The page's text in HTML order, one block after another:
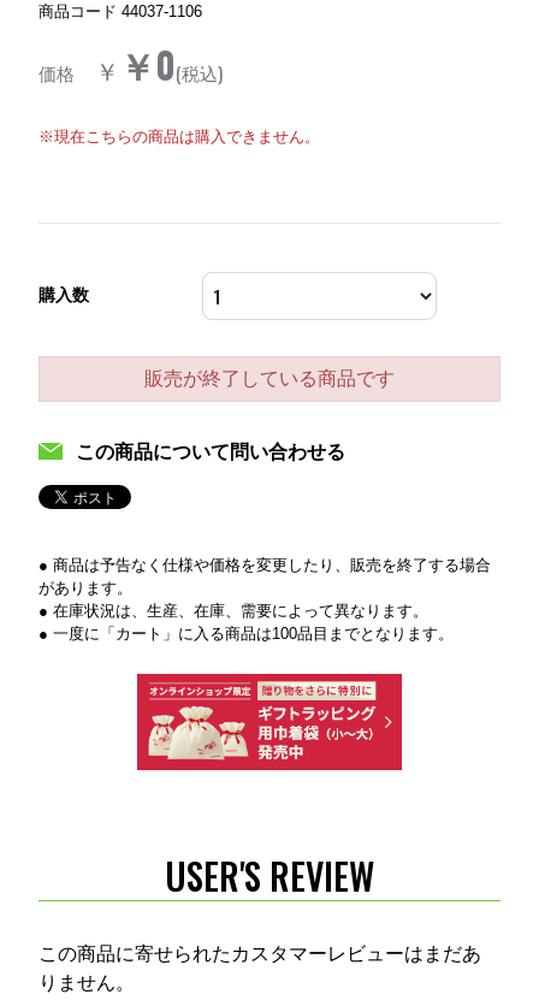
商品コード 44037-1106
価格 ￥ ￥0(税込)
※現在こちらの商品は購入できません。
購入数
販売が終了している商品です
この商品について問い合わせる
● 商品は予告なく仕様や価格を変更したり、販売を終了する場合
があります。
● 在庫状況は、生産、在庫、需要によって異なります。
● 一度に「カート」に入る商品は100品目までとなります。
USER'S REVIEW
この商品に寄せられたカスタマーレビューはまだあ
りません。